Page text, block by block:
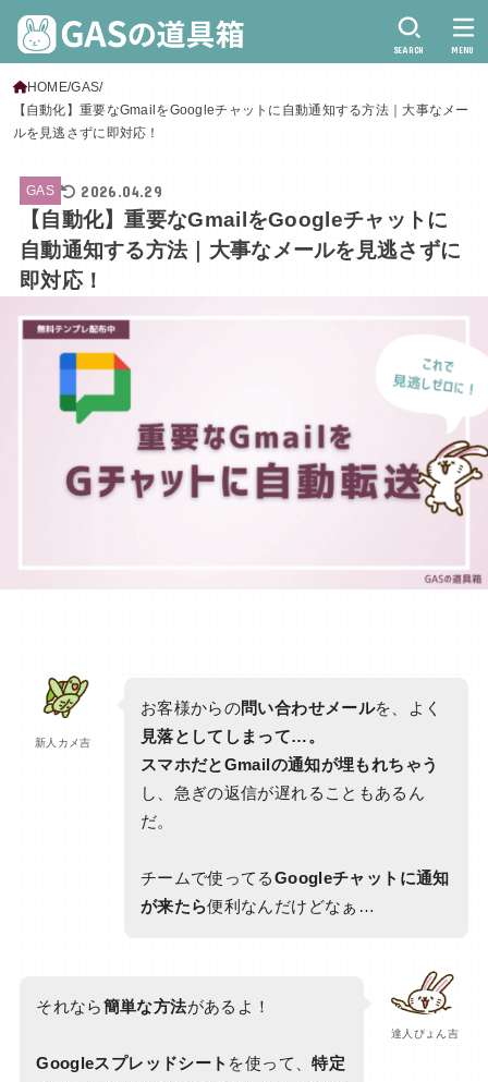
SEARCH MENU
HOME GAS
【自動化】重要なGmailをGoogleチャットに自動通知する方法｜大事なメー
ルを見逃さずに即対応！
GAS 2026.04.29
【自動化】重要なGmailをGoogleチャットに
自動通知する方法｜大事なメールを見逃さずに
即対応！
新人カメ吉
お客様からの問い合わせメールを、よく
見落としてしまって…。
スマホだとGmailの通知が埋もれちゃう
し、急ぎの返信が遅れることもあるん
だ。
チームで使ってるGoogleチャットに通知
が来たら便利なんだけどなぁ…
達人ぴょん吉
それなら簡単な方法があるよ！
Googleスプレッドシート を使って、特定